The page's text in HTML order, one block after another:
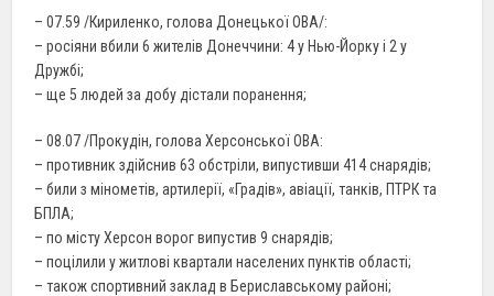
– 07.59 /Кириленко, голова Донецької ОВА/:
– росіяни вбили 6 жителів Донеччини: 4 у Нью-Йорку і 2 у
Дружбі;
– ще 5 людей за добу дістали поранення;
– 08.07 /Прокудін, голова Херсонської ОВА:
– противник здійснив 63 обстріли, випустивши 414 снарядів;
– били з мінометів, артилерії, «Градів», авіації, танків, ПТРК та
БПЛА;
– по місту Херсон ворог випустив 9 снарядів;
– поцілили у житлові квартали населених пунктів області;
– також спортивний заклад в Бериславському районі;